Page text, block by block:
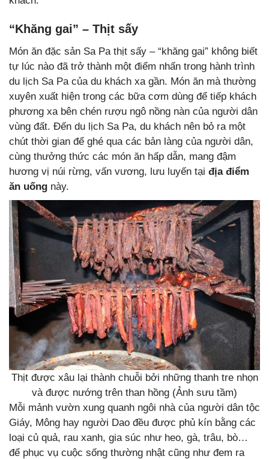
“Khăng gai” – Thịt sấy
Món ăn đặc sản Sa Pa thịt sấy – “khăng gai” không biết
tự lúc nào đã trở thành một điểm nhấn trong hành trình
du lịch Sa Pa của du khách xa gần. Món ăn mà thường
xuyên xuất hiện trong các bữa cơm dùng để tiếp khách
phương xa bên chén rượu ngô nồng nàn của người dân
vùng đất. Đến du lịch Sa Pa, du khách nên bỏ ra một
chút thời gian để ghé qua các bản làng của người dân,
cùng thưởng thức các món ăn hấp dẫn, mang đậm
hương vị núi rừng, vấn vương, lưu luyến tại địa điểm
ăn uống này.
Thịt được xâu lại thành chuỗi bởi những thanh tre nhọn
và được nướng trên than hồng (Ảnh sưu tầm)
Mỗi mảnh vườn xung quanh ngôi nhà của người dân tộc
Giáy, Mông hay người Dao đều được phủ kín bằng các
loại củ quả, rau xanh, gia súc như heo, gà, trâu, bò…
để phục vụ cuộc sống thường nhật cũng như đem ra